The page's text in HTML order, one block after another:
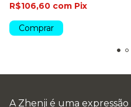
R$106,60 com Pix
Comprar
A Zhenji é uma